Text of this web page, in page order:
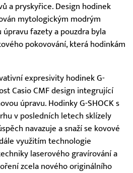
a pryskyřice. Design hodinek
mytologickým modrým
fazety a pouzdra byla
pokovování, která hodinkám
expresivity hodinek G-
Casio CMF design integrující
úpravu. Hodinky G-SHOCK s
v posledních letech sklízely
navazuje a snaží se kovové
využitím technologie
laserového gravírování a
zcela nového originálního